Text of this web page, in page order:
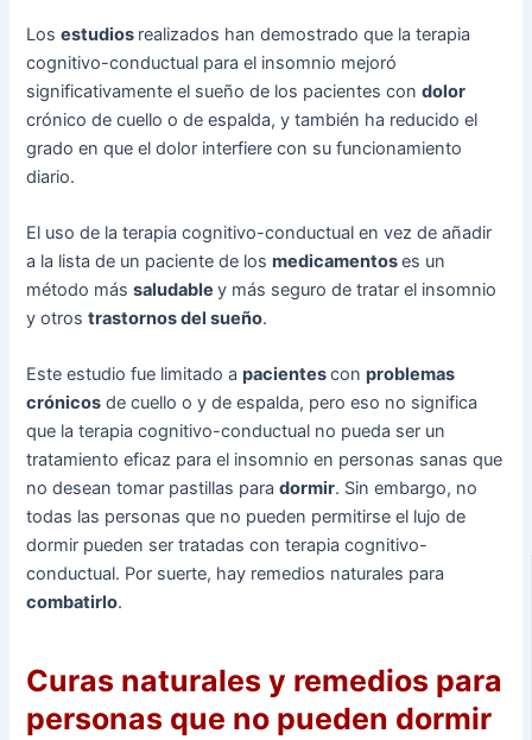
Losestudios realizados han demostrado que la terapia
cognitivo-conductual para el insomnio mejoró
significativamente el sueño de los pacientes condolor
crónico de cuello o de espalda, y también ha reducido el
grado en que el dolor interfiere con su funcionamiento
diario.
El uso de la terapia cognitivo-conductual en vez de añadir
a la lista de un paciente de losmedicamentoses un
método mássaludabley más seguro de tratar el insomnio
y otrostrastornos del sueño.
Este estudio fue limitado apacientesconproblemas
crónicos de cuello o y de espalda, pero eso no significa
que la terapia cognitivo-conductual no pueda ser un
tratamiento eficaz para el insomnio en personas sanas que
no desean tomar pastillas paradormir. Sin embargo, no
todas las personas que no pueden permitirse el lujo de
dormir pueden ser tratadas con terapia cognitivo-
conductual. Por suerte, hay remedios naturales para
combatirlo.
Curas naturales y remedios para
personas que no pueden dormir